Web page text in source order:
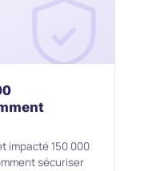
impacté 150 000
sécuriser